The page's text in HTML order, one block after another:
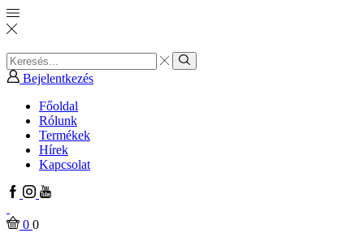
Search
input
Search
Bejelentkezés
Főoldal
Rólunk
Termékek
Hírek
Kapcsolat
Facebook
Instagram
Youtube
0 0